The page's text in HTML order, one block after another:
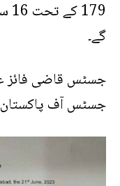
گے۔
جسٹس آف پاکستان